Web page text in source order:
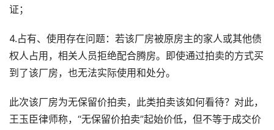
证；
4.占有、使用存在问题：若该厂房被原房主的家人或其他债
权人占用，相关人员拒绝配合腾房。即使通过拍卖的方式买
到了该厂房，也无法实际使用和处分。
此次该厂房为无保留价拍卖，此类拍卖该如何看待？对此，
王玉臣律师称，“无保留价拍卖”起始价低，但不等于成交价